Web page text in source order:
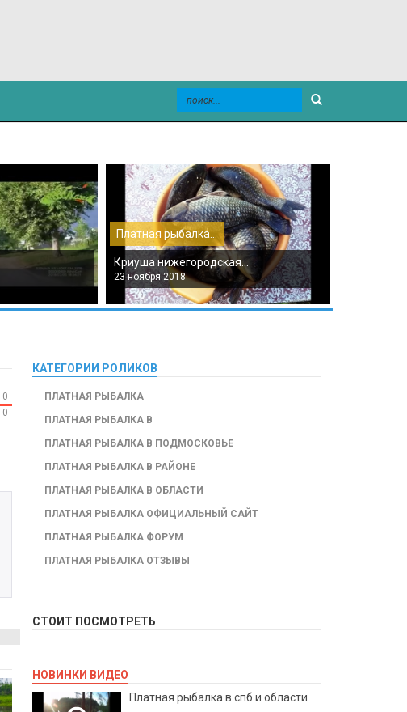
Платная рыбалка...
Криуша нижегородская...
23 ноября 2018
0
0
КАТЕГОРИИ РОЛИКОВ
ПЛАТНАЯ РЫБАЛКА
ПЛАТНАЯ РЫБАЛКА В
ПЛАТНАЯ РЫБАЛКА В ПОДМОСКОВЬЕ
ПЛАТНАЯ РЫБАЛКА В РАЙОНЕ
ПЛАТНАЯ РЫБАЛКА В ОБЛАСТИ
ПЛАТНАЯ РЫБАЛКА ОФИЦИАЛЬНЫЙ САЙТ
ПЛАТНАЯ РЫБАЛКА ФОРУМ
ПЛАТНАЯ РЫБАЛКА ОТЗЫВЫ
СТОИТ ПОСМОТРЕТЬ
НОВИНКИ ВИДЕО
Платная рыбалка в спб и области